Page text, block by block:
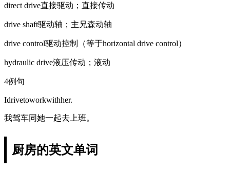
direct drive直接驱动；直接传动
drive shaft驱动轴；主兄森动轴
drive control驱动控制（等于horizontal drive control）
hydraulic drive液压传动；液动
4例句
Idrivetoworkwithher.
我驾车同她一起去上班。
厨房的英文单词